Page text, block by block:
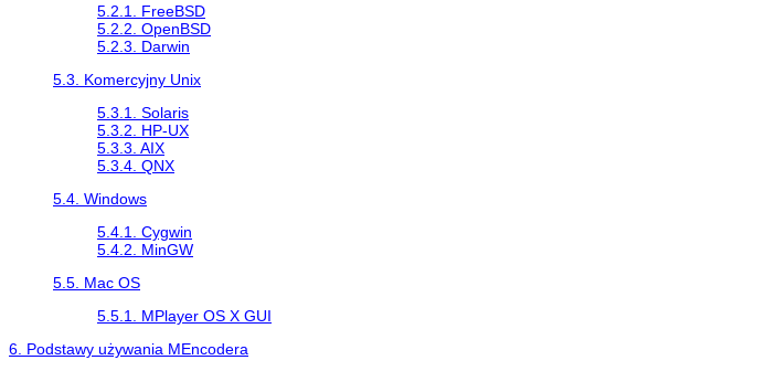
5.2.1. FreeBSD
5.2.2. OpenBSD
5.2.3. Darwin
5.3. Komercyjny Unix
5.3.1. Solaris
5.3.2. HP-UX
5.3.3. AIX
5.3.4. QNX
5.4. Windows
5.4.1. Cygwin
5.4.2. MinGW
5.5. Mac OS
5.5.1. MPlayer OS X GUI
6. Podstawy używania MEncodera